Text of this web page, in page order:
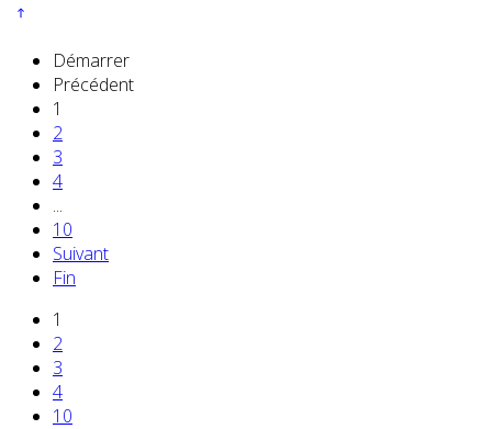
Démarrer
Précédent
1
2
3
4
...
10
Suivant
Fin
1
2
3
4
10